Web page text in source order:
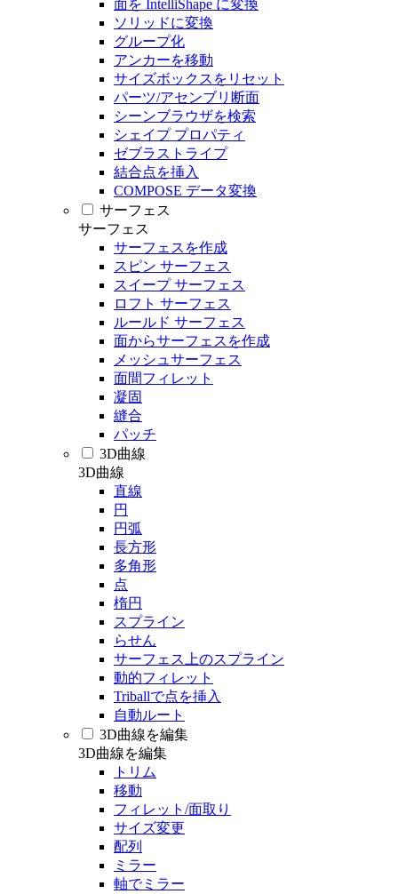
面を IntelliShape に変換
ソリッドに変換
グループ化
アンカーを移動
サイズボックスをリセット
パーツ/アセンブリ断面
シーンブラウザを検索
シェイプ プロパティ
ゼブラストライプ
結合点を挿入
COMPOSE データ変換
サーフェス
サーフェス
サーフェスを作成
スピン サーフェス
スイープ サーフェス
ロフト サーフェス
ルールド サーフェス
面からサーフェスを作成
メッシュサーフェス
面間フィレット
凝固
縫合
パッチ
3D曲線
3D曲線
直線
円
円弧
長方形
多角形
点
楕円
スプライン
らせん
サーフェス上のスプライン
動的フィレット
Triballで点を挿入
自動ルート
3D曲線を編集
3D曲線を編集
トリム
移動
フィレット/面取り
サイズ変更
配列
ミラー
軸でミラー